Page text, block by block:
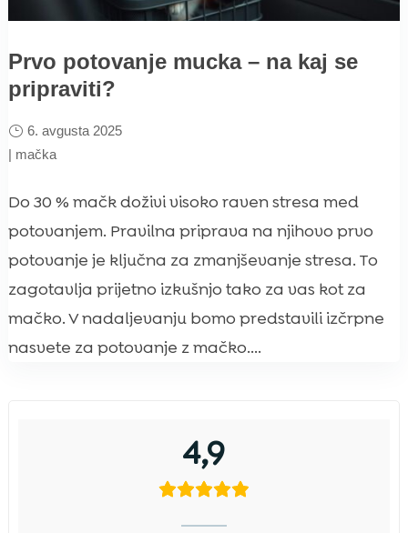
Prvo potovanje mucka – na kaj se
pripraviti?
6. avgusta 2025
| mačka
Do 30 % mačk doživi visoko raven stresa med
potovanjem. Pravilna priprava na njihovo prvo
potovanje je ključna za zmanjševanje stresa. To
zagotavlja prijetno izkušnjo tako za vas kot za
mačko. V nadaljevanju bomo predstavili izčrpne
nasvete za potovanje z mačko....
4,9